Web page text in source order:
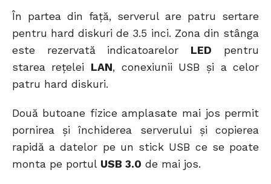
În partea din față, serverul are patru sertare
pentru hard diskuri de 3.5 inci. Zona din stânga
este rezervată indicatoarelor LED pentru
starea rețelei LAN, conexiunii USB și a celor
patru hard diskuri.
Două butoane fizice amplasate mai jos permit
pornirea și închiderea serverului și copierea
rapidă a datelor pe un stick USB ce se poate
monta pe portul USB 3.0 de mai jos.